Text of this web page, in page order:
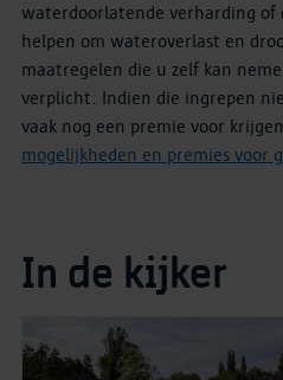
waterdoorlatende verharding of
helpen om wateroverlast en
maatregelen die u zelf kan
verplicht. Indien die ingrepen
vaak nog een premie voor krijgen.
mogelijkheden en premies voor
In de kijker